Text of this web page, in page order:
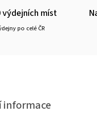
výdejních míst
po celé ČR